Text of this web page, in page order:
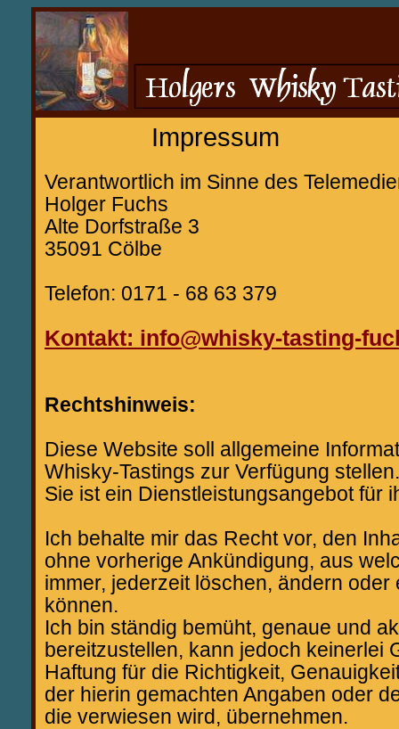
Impressum
Verantwortlich im Sinne des
Holger Fuchs
Alte Dorfstraße 3
35091 Cölbe
Telefon: 0171 - 68 63 379
Kontakt: info@whisky-tasting-
Rechtshinweis:
Diese Website soll allgemeine
Whisky-Tastings zur Verfügung stellen.
Sie ist ein Dienstleistungsangebot für
Ich behalte mir das Recht vor, den
ohne vorherige Ankündigung, aus
immer, jederzeit löschen, ändern oder
können.
Ich bin ständig bemüht, genaue und
bereitzustellen, kann jedoch keinerlei
Haftung für die Richtigkeit,
der hierin gemachten Angaben oder
die verwiesen wird, übernehmen.